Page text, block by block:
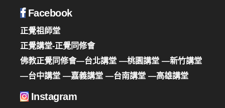
Facebook
正覺祖師堂
正覺講堂-正覺同修會
佛教正覺同修會—台北講堂 —桃園講堂 —新竹講堂
—台中講堂 —嘉義講堂 —台南講堂 —高雄講堂
Instagram